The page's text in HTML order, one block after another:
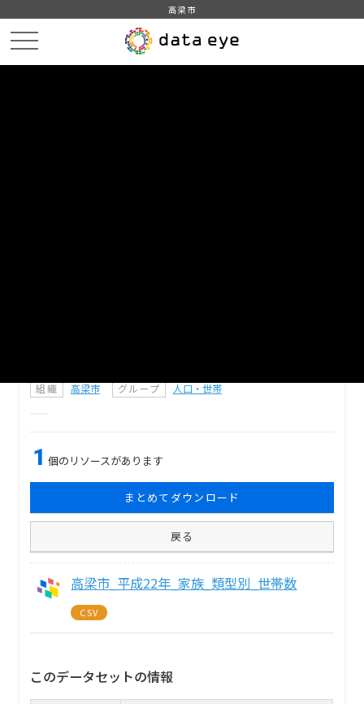
高梁市
組織 高梁市 グループ 人口・世帯
1 個のリソースがあります
まとめてダウンロード
戻る
高梁市_平成22年_家族_類型別_世帯数
CSV
このデータセットの情報